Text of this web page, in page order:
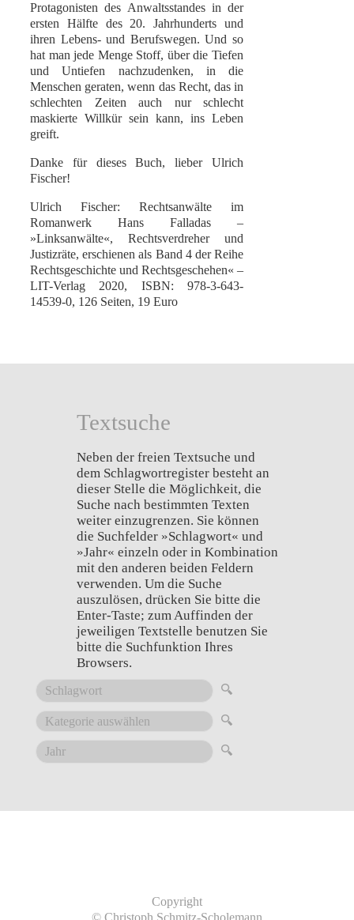
Protagonisten des Anwaltsstandes in der
ersten Hälfte des 20. Jahrhunderts und
ihren Lebens- und Berufswegen. Und so
hat man jede Menge Stoff, über die Tiefen
und Untiefen nachzudenken, in die
Menschen geraten, wenn das Recht, das in
schlechten Zeiten auch nur schlecht
maskierte Willkür sein kann, ins Leben
greift.
Danke für dieses Buch, lieber Ulrich
Fischer!
Ulrich Fischer: Rechtsanwälte im
Romanwerk Hans Falladas –
»Linksanwälte«, Rechtsverdreher und
Justizräte, erschienen als Band 4 der Reihe
Rechtsgeschichte und Rechtsgeschehen« –
LIT-Verlag 2020, ISBN: 978-3-643-
14539-0, 126 Seiten, 19 Euro
Textsuche
Neben der freien Textsuche und
dem Schlagwortregister besteht an
dieser Stelle die Möglichkeit, die
Suche nach bestimmten Texten
weiter einzugrenzen. Sie können
die Suchfelder »Schlagwort« und
»Jahr« einzeln oder in Kombination
mit den anderen beiden Feldern
verwenden. Um die Suche
auszulösen, drücken Sie bitte die
Enter-Taste; zum Auffinden der
jeweiligen Textstelle benutzen Sie
bitte die Suchfunktion Ihres
Browsers.
Copyright
© Christoph Schmitz-Scholemann